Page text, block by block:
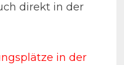
direkt in der
in der